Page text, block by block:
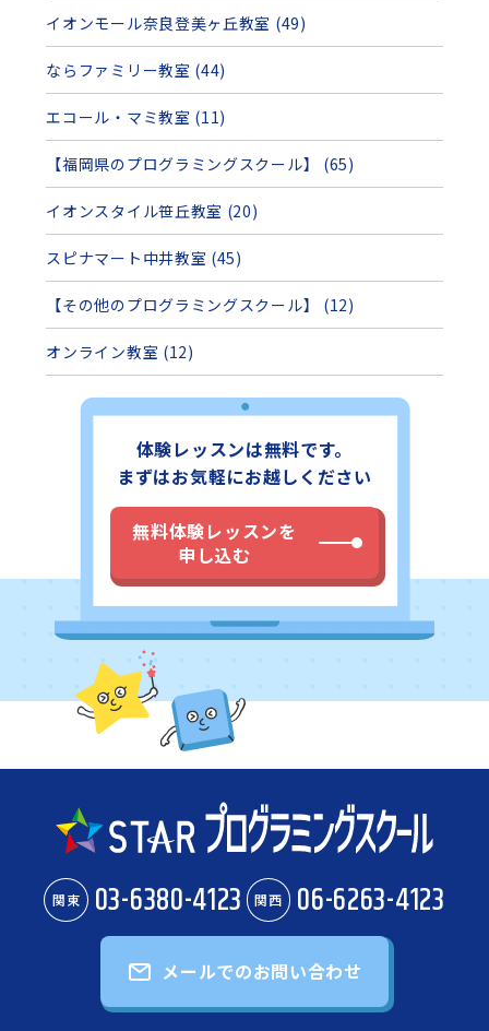
イオンモール奈良登美ヶ丘教室 (49)
ならファミリー教室 (44)
エコール・マミ教室 (11)
【福岡県のプログラミングスクール】 (65)
イオンスタイル笹丘教室 (20)
スピナマート中井教室 (45)
【その他のプログラミングスクール】 (12)
オンライン教室 (12)
体験レッスンは無料です。
まずはお気軽にお越しください
無料体験レッスンを
申し込む
関東 03-6380-4123 関西 06-6263-4123
メールでのお問い合わせ